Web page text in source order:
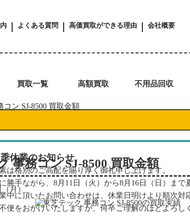
よくある質問 高価買取ができる理由 会社概要
買取一覧 高額買取 不用品回収
休業のお知らせ
は格別のご高配を賜り厚く御礼申し上げます。
勝手ながら、8月11日（火）から8月16日（日）まで
中に頂いたお問い合わせは、休業日明けより順次対
便をおかけいたしますが、何卒ご理解のほどよろし
ン SJ-8500 買取金額
事務コン SJ-8500 買取金額
（月）